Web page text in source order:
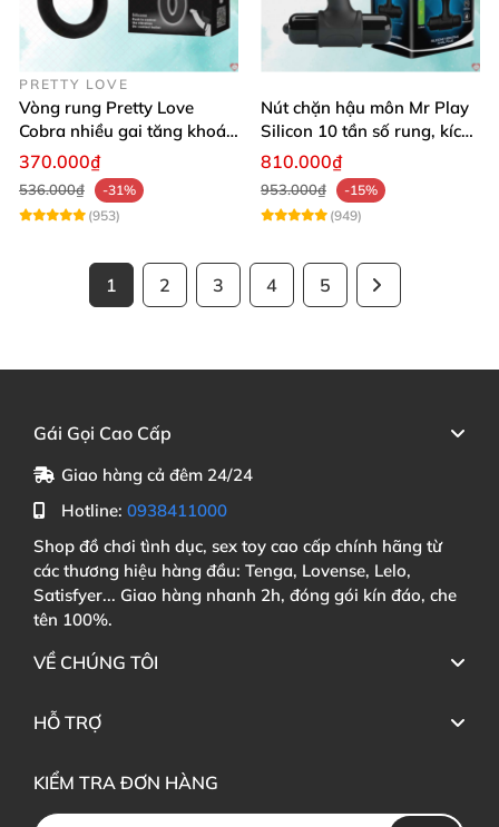
PRETTY LOVE
Vòng rung Pretty Love
Cobra nhiều gai tăng khoái
cảm phụ nữ
370.000₫
536.000₫
-31%
(953)
Nút chặn hậu môn Mr Play
Silicon 10 tần số rung, kích
thích khoái cảm
810.000₫
953.000₫
-15%
(949)
1 2 3 4 5
Gái Gọi Cao Cấp
Giao hàng cả đêm 24/24
Hotline: 0938411000
Shop đồ chơi tình dục, sex toy cao cấp chính hãng từ
các thương hiệu hàng đầu: Tenga, Lovense, Lelo,
Satisfyer... Giao hàng nhanh 2h, đóng gói kín đáo, che
tên 100%.
VỀ CHÚNG TÔI
HỖ TRỢ
KIỂM TRA ĐƠN HÀNG